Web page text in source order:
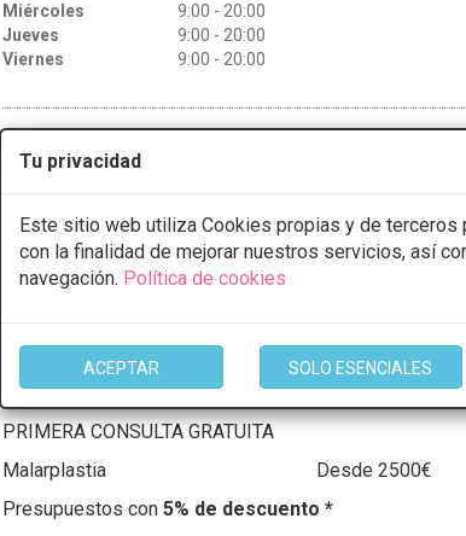
Tu privacidad
Este sitio web utiliza Cookies propias y de terceros
con la finalidad de mejorar nuestros servicios, así
navegación. Política de cookies
ACEPTAR SOLO ESENCIALES
Miércoles
9:00 - 20:00
Jueves
9:00 - 20:00
Viernes
9:00 - 20:00
Clinica Dr.lajo
4.2 5 Opiniones
GARCIA MORATO, 23, Valladolid
PRIMERA CONSULTA GRATUITA
Malarplastia
Desde 2500€
Presupuestos con 5% de descuento *